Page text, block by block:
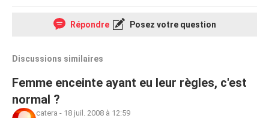
Répondre Posez votre question
Discussions similaires
Femme enceinte ayant eu leur règles, c'est
normal ?
catera - 18 juil. 2008 à 12:59